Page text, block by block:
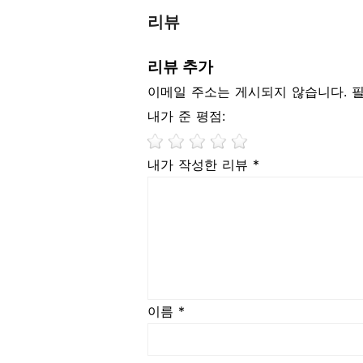
리뷰
리뷰 추가
이메일 주소는 게시되지 않습니다.
내가 준 평점:
내가 작성한 리뷰 *
이름 *